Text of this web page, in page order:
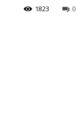
0
1823